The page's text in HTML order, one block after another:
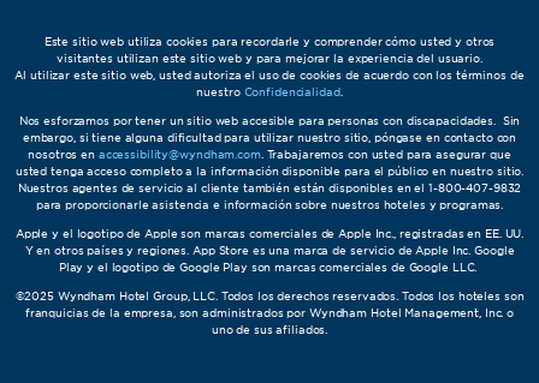
Este sitio web utiliza cookies para recordarle y comprender cómo usted y otros
visitantes utilizan este sitio web y para mejorar la experiencia del usuario.
Al utilizar este sitio web, usted autoriza el uso de cookies de acuerdo con los términos de
nuestro Confidencialidad.
Nos esforzamos por tener un sitio web accesible para personas con discapacidades. Sin
embargo, si tiene alguna dificultad para utilizar nuestro sitio, póngase en contacto con
nosotros en accessibility@wyndham.com. Trabajaremos con usted para asegurar que
usted tenga acceso completo a la información disponible para el público en nuestro sitio.
Nuestros agentes de servicio al cliente también están disponibles en el 1-800-407-9832
para proporcionarle asistencia e información sobre nuestros hoteles y programas.
Apple y el logotipo de Apple son marcas comerciales de Apple Inc., registradas en EE. UU.
Y en otros países y regiones. App Store es una marca de servicio de Apple Inc. Google
Play y el logotipo de Google Play son marcas comerciales de Google LLC.
©2025 Wyndham Hotel Group, LLC. Todos los derechos reservados. Todos los hoteles son
franquicias de la empresa, son administrados por Wyndham Hotel Management, Inc. o
uno de sus afiliados.